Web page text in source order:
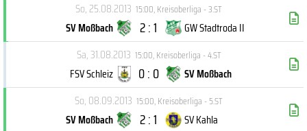
So, 25.08.2013 15:00,Kreisoberliga - 3.ST
SV Moßbach 2 : 1
GW Stadtroda II
Sa, 31.08.2013 15:00,Kreisoberliga - 4.ST
FSV Schleiz 0 : 0
SV Moßbach
So, 08.09.2013 15:00,Kreisoberliga - 5.ST
SV Moßbach 2 : 1
SV Kahla